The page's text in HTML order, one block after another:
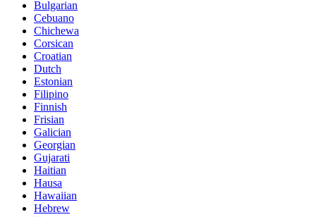
Bulgarian
Cebuano
Chichewa
Corsican
Croatian
Dutch
Estonian
Filipino
Finnish
Frisian
Galician
Georgian
Gujarati
Haitian
Hausa
Hawaiian
Hebrew